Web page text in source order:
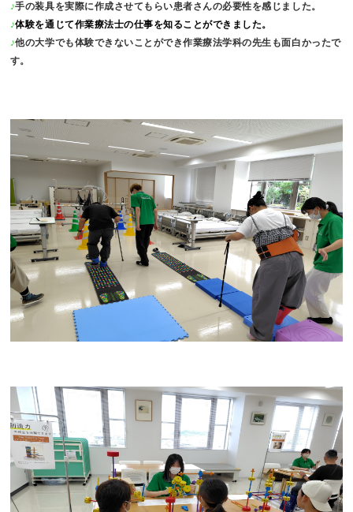
♪手の装具を実際に作成させてもらい患者さんの必要性を感じました。
♪体験を通じて作業療法士の仕事を知ることができました。
♪他の大学でも体験できないことができ作業療法学科の先生も面白かったで
す。